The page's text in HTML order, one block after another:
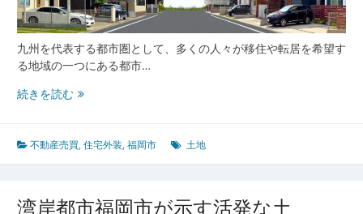
九州を代表する都市圏として、多くの人々が移住や転居を希望す
る地域の一つにある都市…
続きを読む福
の
土
売
不動産売買,住宅外装,福岡市 土地
湾岸都市福岡市が示す活発な土